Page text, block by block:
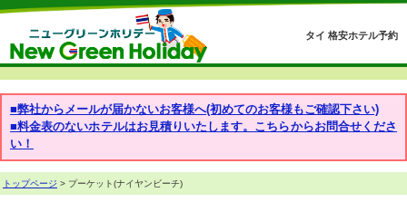
タイ 格安ホテル予約
■弊社からメールが届かないお客様へ(初めてのお客様もご確認下さい)
■料金表のないホテルはお見積りいたします。こちらからお問合せくださ
い！
トップページ > プーケット(ナイヤンビーチ)